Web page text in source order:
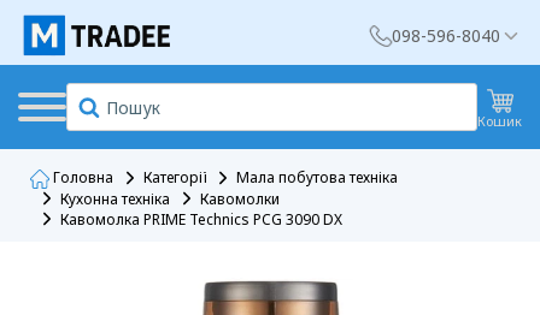
098-596-8040
Кошик
Головна Категорії
Мала побутова техніка
Кухонна техніка
Кавомолки
Кавомолка PRIME Technics PCG 3090 DX